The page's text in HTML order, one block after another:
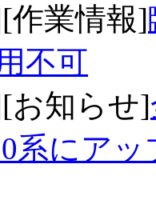
作業情報]
不可
お知らせ]
系にア